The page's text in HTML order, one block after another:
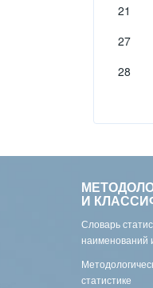
21
27
28
И
Словарь
наименований
статистике